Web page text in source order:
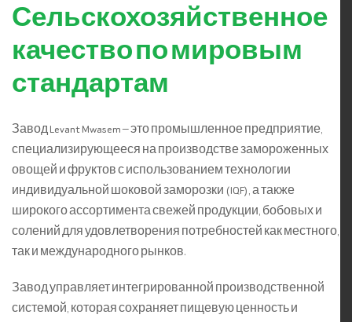
Сельскохозяйственное
качество по мировым
стандартам
Завод Levant Mwasem — это промышленное предприятие,
специализирующееся на производстве замороженных
овощей и фруктов с использованием технологии
индивидуальной шоковой заморозки (IQF), а также
широкого ассортимента свежей продукции, бобовых и
солений для удовлетворения потребностей как местного,
так и международного рынков.
Завод управляет интегрированной производственной
системой, которая сохраняет пищевую ценность и